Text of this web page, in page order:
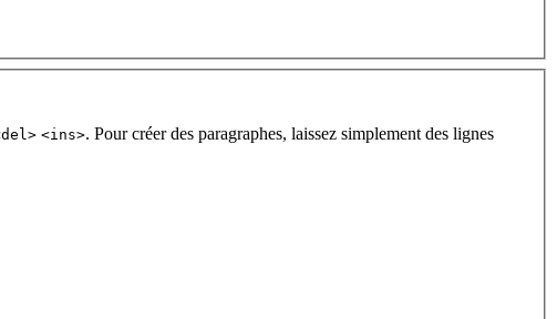
<ins>. Pour créer des paragraphes, laissez simplement des lignes